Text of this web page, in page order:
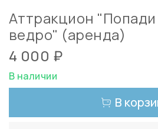
Аттракцион
ведро" (аренда)
4 000 ₽
В наличии
В